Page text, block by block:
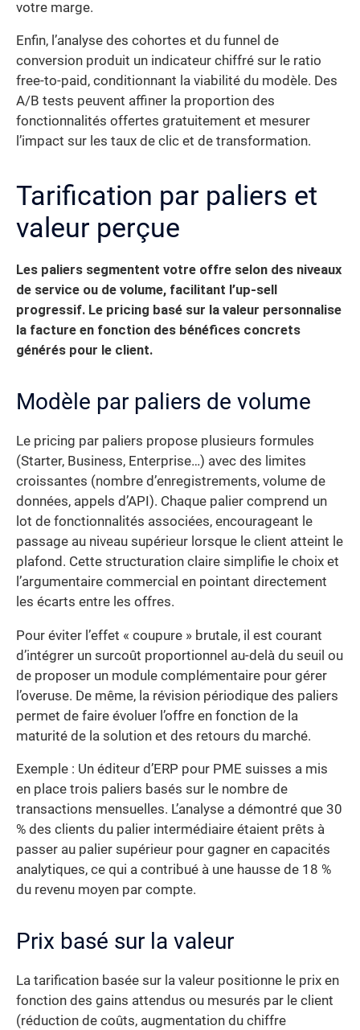
votre marge.
Enfin, l’analyse des cohortes et du funnel de
conversion produit un indicateur chiffré sur le ratio
free-to-paid, conditionnant la viabilité du modèle. Des
A/B tests peuvent affiner la proportion des
fonctionnalités offertes gratuitement et mesurer
l’impact sur les taux de clic et de transformation.
Tarification par paliers et
valeur perçue
Les paliers segmentent votre offre selon des niveaux
de service ou de volume, facilitant l’up-sell
progressif. Le pricing basé sur la valeur personnalise
la facture en fonction des bénéfices concrets
générés pour le client.
Modèle par paliers de volume
Le pricing par paliers propose plusieurs formules
(Starter, Business, Enterprise…) avec des limites
croissantes (nombre d’enregistrements, volume de
données, appels d’API). Chaque palier comprend un
lot de fonctionnalités associées, encourageant le
passage au niveau supérieur lorsque le client atteint le
plafond. Cette structuration claire simplifie le choix et
l’argumentaire commercial en pointant directement
les écarts entre les offres.
Pour éviter l’effet « coupure » brutale, il est courant
d’intégrer un surcoût proportionnel au-delà du seuil ou
de proposer un module complémentaire pour gérer
l’overuse. De même, la révision périodique des paliers
permet de faire évoluer l’offre en fonction de la
maturité de la solution et des retours du marché.
Exemple : Un éditeur d’ERP pour PME suisses a mis
en place trois paliers basés sur le nombre de
transactions mensuelles. L’analyse a démontré que 30
% des clients du palier intermédiaire étaient prêts à
passer au palier supérieur pour gagner en capacités
analytiques, ce qui a contribué à une hausse de 18 %
du revenu moyen par compte.
Prix basé sur la valeur
La tarification basée sur la valeur positionne le prix en
fonction des gains attendus ou mesurés par le client
(réduction de coûts, augmentation du chiffre